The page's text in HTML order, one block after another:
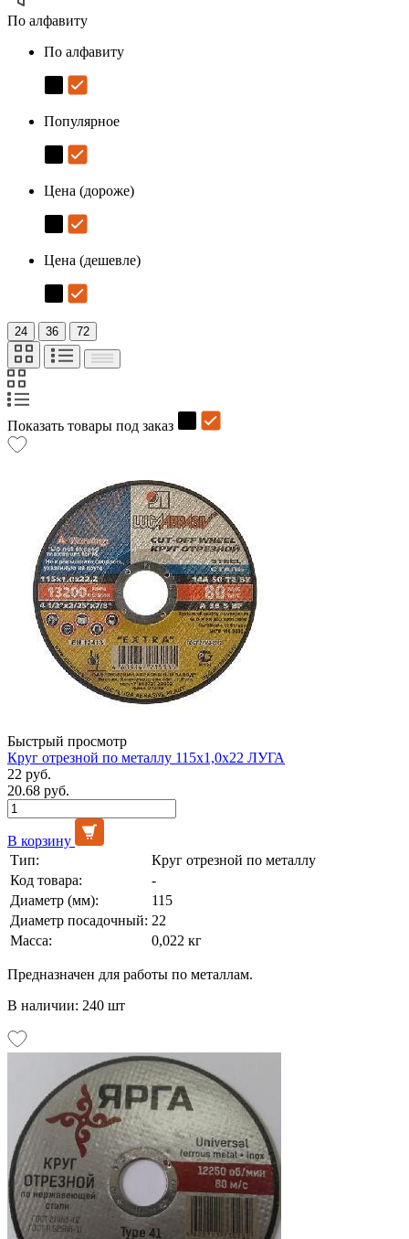
По алфавиту
По алфавиту
Популярное
Цена (дороже)
Цена (дешевле)
24 36 72
Показать товары под заказ
Быстрый просмотр
Круг отрезной по металлу 115х1,0х22 ЛУГА
22 руб.
20.68 руб.
В корзину
Тип:
Круг отрезной по металлу
Код товара:
-
Диаметр (мм):
115
Диаметр посадочный: 22
Масса:
0,022 кг
Предназначен для работы по металлам.
В наличии: 240 шт